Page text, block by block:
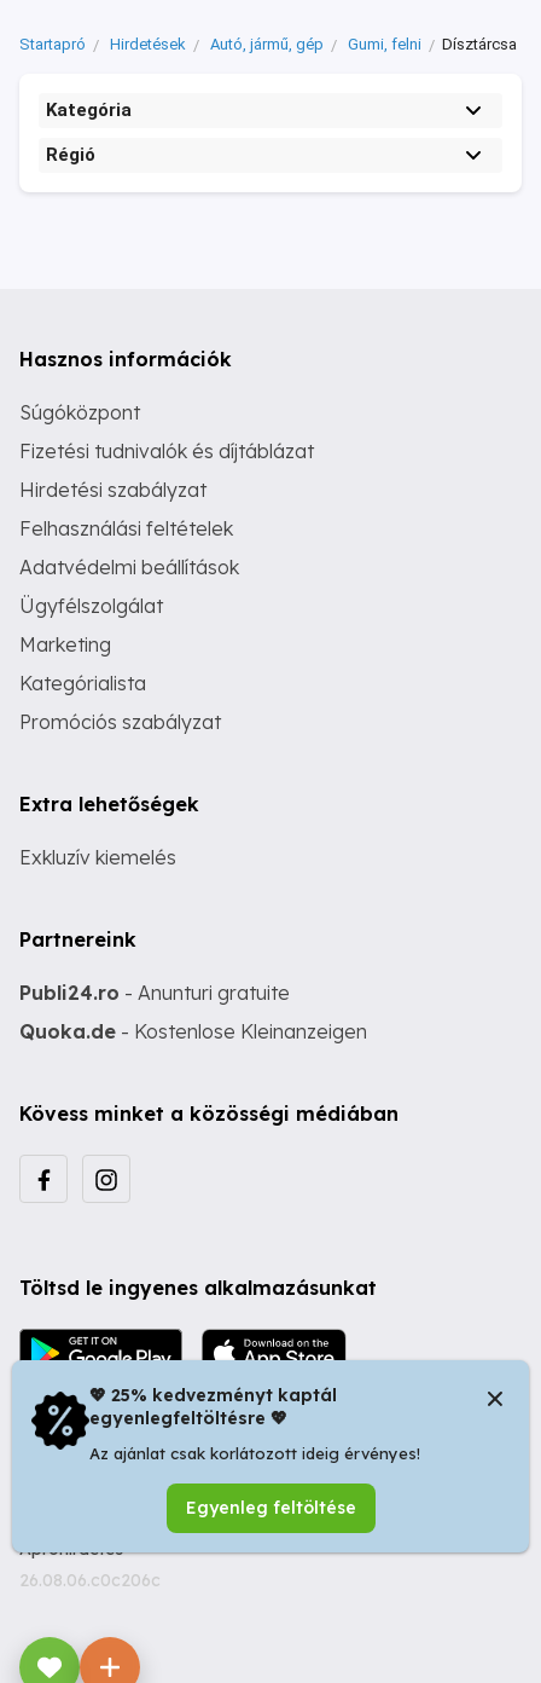
Startapró Hirdetések Autó, jármű, gép Gumi, felni Dísztárcsa
Kategória
Régió
Hasznos információk
Súgóközpont
Fizetési tudnivalók és díjtáblázat
Hirdetési szabályzat
Felhasználási feltételek
Adatvédelmi beállítások
Ügyfélszolgálat
Marketing
Kategórialista
Promóciós szabályzat
Extra lehetőségek
Exkluzív kiemelés
Partnereink
Publi24.ro - Anunturi gratuite
Quoka.de - Kostenlose Kleinanzeigen
Kövess minket a közösségi médiában
Töltsd le ingyenes alkalmazásunkat
© 2026 Startapró S.R.L. | Bulevardul Dacia nr 34, Oradea
410346, Romania | Tax ID: RO44483373 -
Ingyenes
Apróhirdetés
26.08.06.c0c206c
💖 25% kedvezményt kaptál
egyenlegfeltöltésre 💖
Az ajánlat csak korlátozott ideig érvényes!
Egyenleg feltöltése